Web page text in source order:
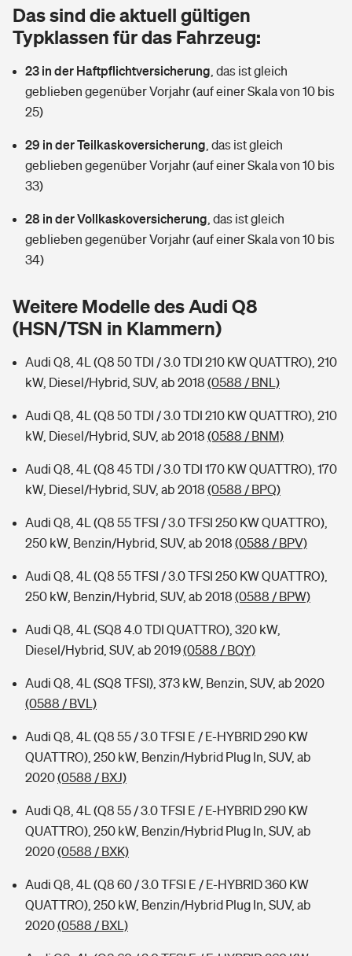
Tools
Wer versichert was: Jetzt Versicherer finden
Sie haben Fragen?
Glasversicherung
Mietkautionsversicherung
Restkreditversicherung
Zur Übersicht
Tools
Wer versichert was: Jetzt Versicherer finden
Sie haben Fragen?
Kinderunfall­ver­si­che­rung
Kinderinvalidität
Hundehalter-Haftpflicht
Handyversicherung
Musikinstrumentenversicherung
Zur Übersicht
Kinderunfall-Check: Mehr Sicherheit für deine Kids
Typklassen: So ist Ihr Auto eingestuft
Dread-Disease-Versicherung
Tierkrankenversicherung
Zur Übersicht
Tools
Wer versichert was: Jetzt Versicherer finden
Sie haben Fragen?
Rentenrechner: Wie viel Geld bekomme ich im Alter?
Das sind die aktuell gültigen
Typklassen für das Fahrzeug:
23 in der Haftpflichtversicherung das ist gleich
geblieben gegenüber Vorjahr (auf einer Skala von 10 bis
25)
29 in der Teilkaskoversicherung das ist gleich
geblieben gegenüber Vorjahr (auf einer Skala von 10 bis
33)
28 in der Vollkaskoversicherung das ist gleich
geblieben gegenüber Vorjahr (auf einer Skala von 10 bis
34)
Weitere Modelle des Audi Q8
(HSN/TSN in Klammern)
Audi Q8, 4L (Q8 50 TDI / 3.0 TDI 210 KW QUATTRO), 210
kW, Diesel/Hybrid, SUV, ab 2018 (0588 / BNL)
Audi Q8, 4L (Q8 50 TDI / 3.0 TDI 210 KW QUATTRO), 210
kW, Diesel/Hybrid, SUV, ab 2018 (0588 / BNM)
Audi Q8, 4L (Q8 45 TDI / 3.0 TDI 170 KW QUATTRO), 170
kW, Diesel/Hybrid, SUV, ab 2018 (0588 / BPQ)
Audi Q8, 4L (Q8 55 TFSI / 3.0 TFSI 250 KW QUATTRO),
250 kW, Benzin/Hybrid, SUV, ab 2018 (0588 / BPV)
Audi Q8, 4L (Q8 55 TFSI / 3.0 TFSI 250 KW QUATTRO),
250 kW, Benzin/Hybrid, SUV, ab 2018 (0588 / BPW)
Audi Q8, 4L (SQ8 4.0 TDI QUATTRO), 320 kW,
Diesel/Hybrid, SUV, ab 2019(0588 / BQY)
Audi Q8, 4L (SQ8 TFSI), 373 kW, Benzin, SUV, ab 2020
(0588 / BVL)
Audi Q8, 4L (Q8 55 / 3.0 TFSI E / E-HYBRID 290 KW
QUATTRO), 250 kW, Benzin/Hybrid Plug In, SUV, ab
2020(0588 / BXJ)
Audi Q8, 4L (Q8 55 / 3.0 TFSI E / E-HYBRID 290 KW
QUATTRO), 250 kW, Benzin/Hybrid Plug In, SUV, ab
2020(0588 / BXK)
Audi Q8, 4L (Q8 60 / 3.0 TFSI E / E-HYBRID 360 KW
QUATTRO), 250 kW, Benzin/Hybrid Plug In, SUV, ab
2020(0588 / BXL)